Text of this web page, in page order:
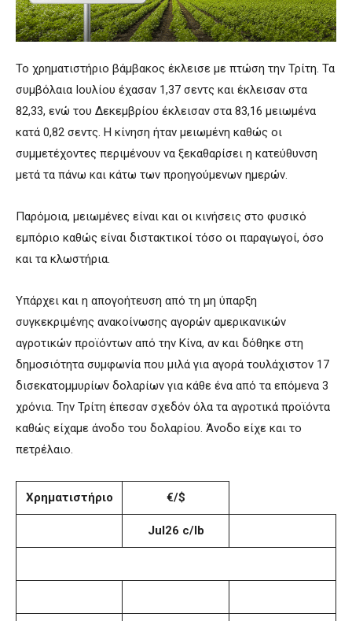
Το χρηματιστήριο βάμβακος έκλεισε με πτώση την Τρίτη. Τα
συμβόλαια Ιουλίου έχασαν 1,37 σεντς και έκλεισαν στα
82,33, ενώ του Δεκεμβρίου έκλεισαν στα 83,16 μειωμένα
κατά 0,82 σεντς. Η κίνηση ήταν μειωμένη καθώς οι
συμμετέχοντες περιμένουν να ξεκαθαρίσει η κατεύθυνση
μετά τα πάνω και κάτω των προηγούμενων ημερών.
Παρόμοια, μειωμένες είναι και οι κινήσεις στο φυσικό
εμπόριο καθώς είναι διστακτικοί τόσο οι παραγωγοί, όσο
και τα κλωστήρια.
Υπάρχει και η απογοήτευση από τη μη ύπαρξη
συγκεκριμένης ανακοίνωσης αγορών αμερικανικών
αγροτικών προϊόντων από την Κίνα, αν και δόθηκε στη
δημοσιότητα συμφωνία που μιλά για αγορά τουλάχιστον 17
δισεκατομμυρίων δολαρίων για κάθε ένα από τα επόμενα 3
χρόνια. Την Τρίτη έπεσαν σχεδόν όλα τα αγροτικά προϊόντα
καθώς είχαμε άνοδο του δολαρίου. Άνοδο είχε και το
πετρέλαιο.
Χρηματιστήριο €/$
Jul26 c/lb